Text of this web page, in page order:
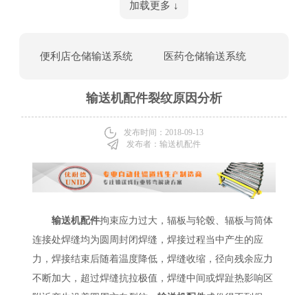
加载更多 ↓
便利店仓储输送系统 医药仓储输送系统
输送机配件裂纹原因分析
发布时间：2018-09-13
发布者：输送机配件
输送机配件拘束应力过大，辐板与轮毂、辐板与筒体
连接处焊缝均为圆周封闭焊缝，焊接过程当中产生的应
力，焊接结束后随着温度降低，焊缝收缩，径向残余应力
不断加大，超过焊缝抗拉极值，焊缝中间或焊趾热影响区